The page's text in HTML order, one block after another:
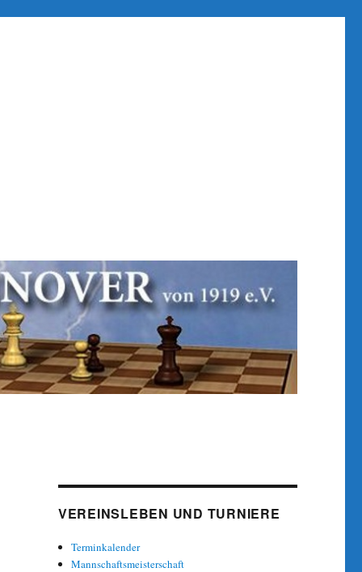
VEREINSLEBEN UND TURNIERE
Terminkalender
Mannschaftsmeisterschaft